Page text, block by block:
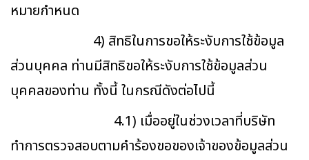
หมายกำหนด
4) สิทธิในการขอให้ระงับการใช้ข้อมูล
ส่วนบุคคล ท่านมีสิทธิขอให้ระงับการใช้ข้อมูลส่วน
บุคคลของท่าน ทั้งนี้ ในกรณีดังต่อไปนี้
4.1) เมื่ออยู่ในช่วงเวลาที่บริษัท
ทำการตรวจสอบตามคำร้องขอของเจ้าของข้อมูลส่วน